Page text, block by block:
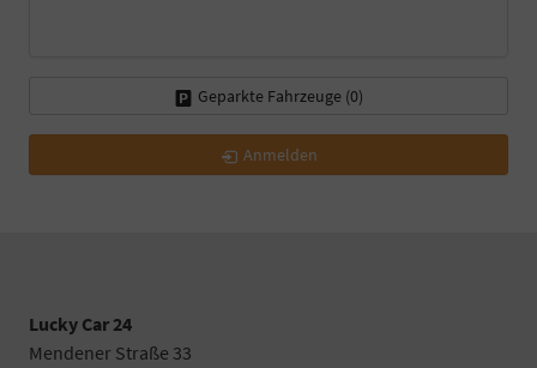
Geparkte Fahrzeuge (0)
Anmelden
Lucky Car 24
Mendener Straße 33